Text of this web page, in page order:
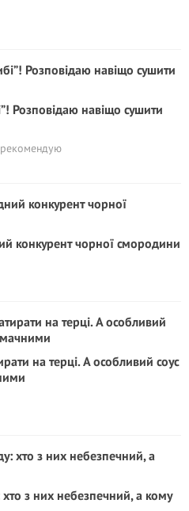
Розповідаю навіщо сушити
конкурент чорної смородини
на терці. А особливий соус
з них небезпечний, а кому